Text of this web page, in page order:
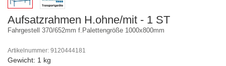
Aufsatzrahmen H.ohne/mit - 1 ST
Fahrgestell 370/652mm f.Palettengröße 1000x800mm
Artikelnummer: 9120444181
Gewicht: 1 kg